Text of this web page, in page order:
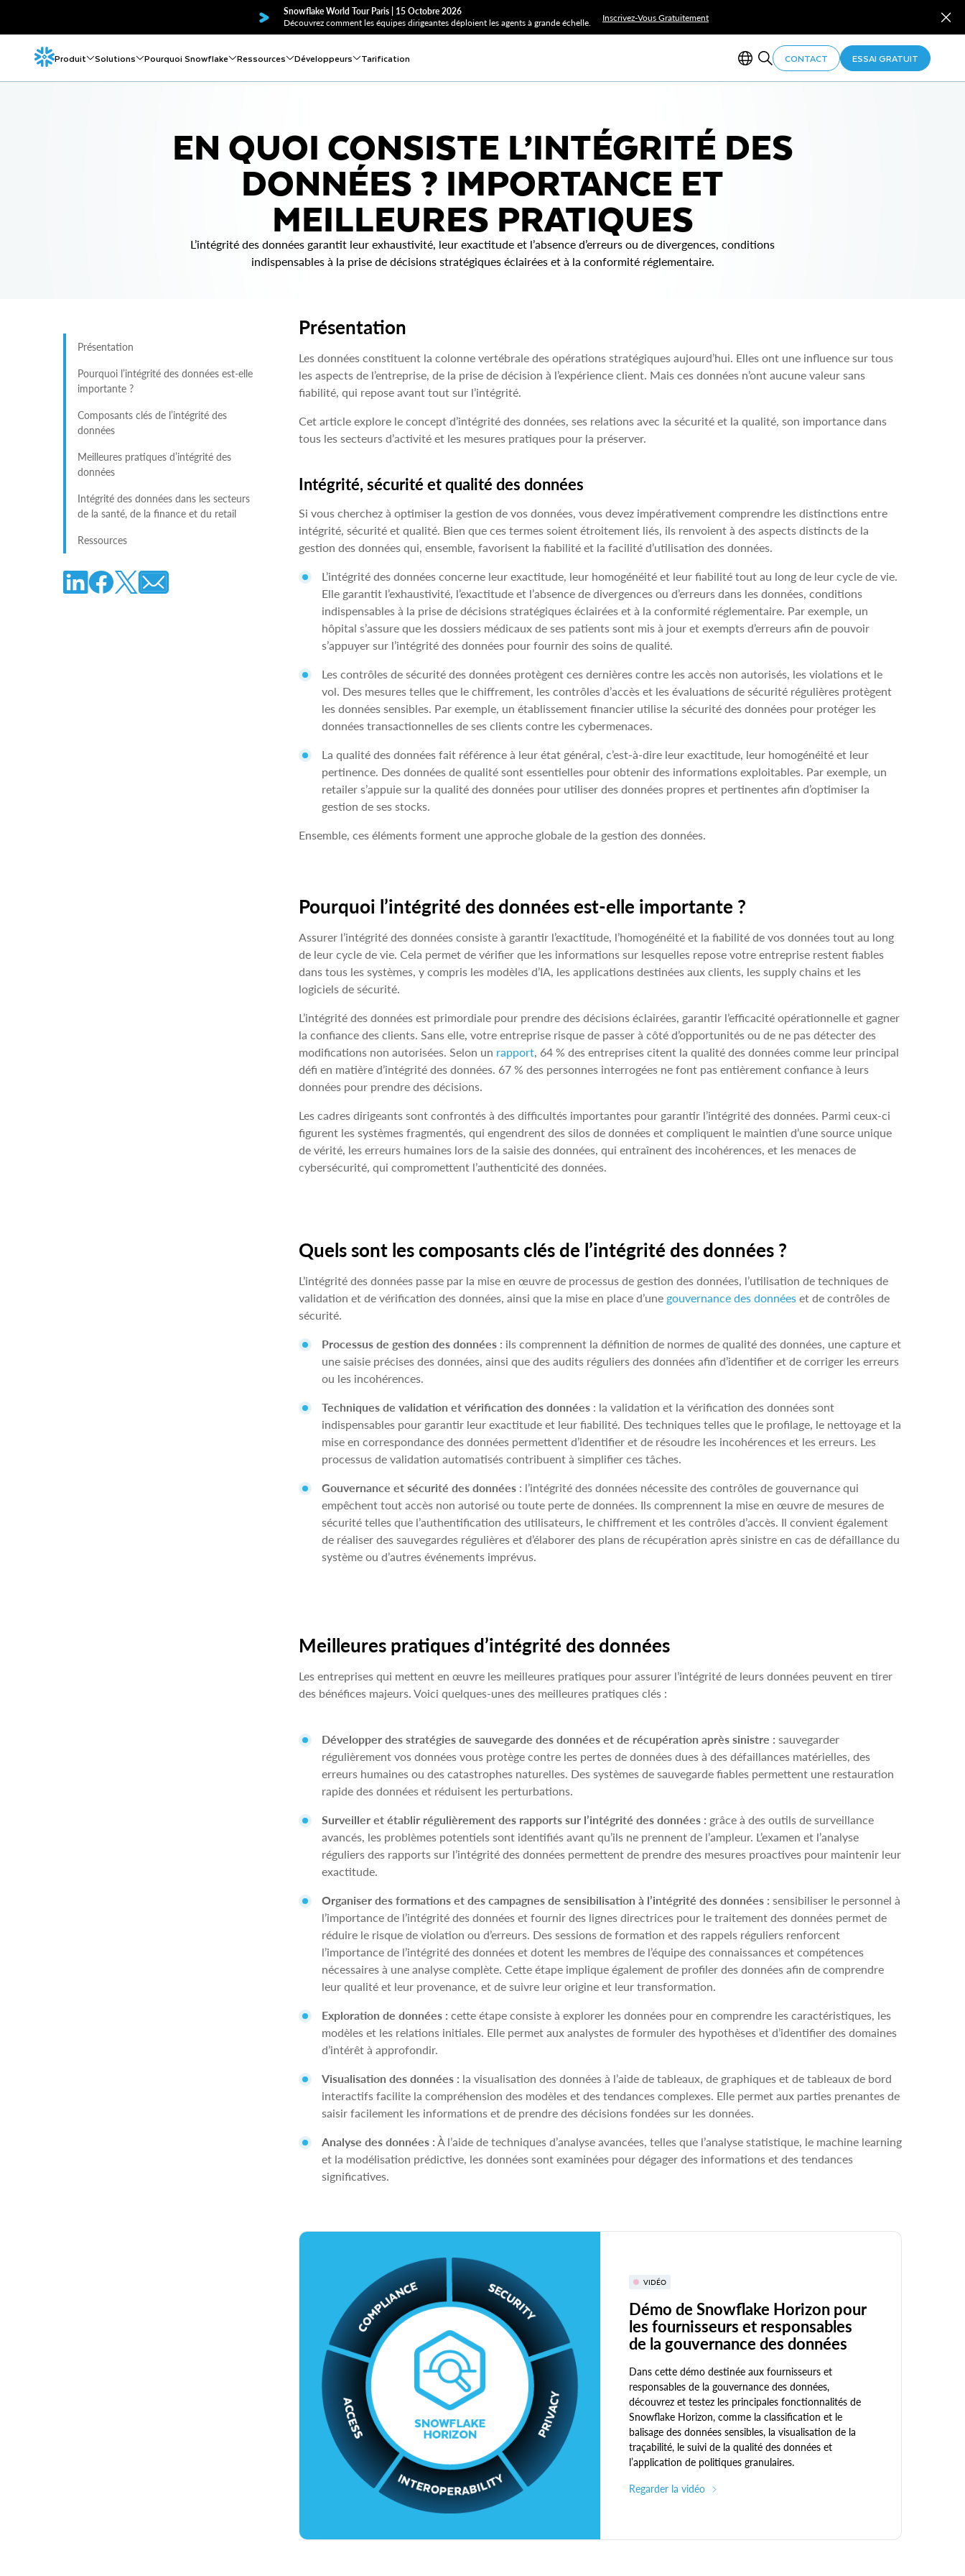
Snowflake World Tour Paris | 15 Octobre 2026
Découvrez comment les équipes dirigeantes déploient les agents à grande échelle.
Inscrivez-Vous Gratuitement
Produit Solutions Pourquoi Snowflake Ressources Développeurs Tarification CONTACT ESSAI GRATUIT
EN QUOI CONSISTE L’INTÉGRITÉ DES
DONNÉES ? IMPORTANCE ET
MEILLEURES PRATIQUES
L’intégrité des données garantit leur exhaustivité, leur exactitude et l’absence d’erreurs ou de divergences, conditions
indispensables à la prise de décisions stratégiques éclairées et à la conformité réglementaire.
Présentation
Pourquoi l’intégrité des données est-elle
importante ?
Composants clés de l’intégrité des
données
Meilleures pratiques d’intégrité des
données
Intégrité des données dans les secteurs
de la santé, de la finance et du retail
Ressources
Présentation
Les données constituent la colonne vertébrale des opérations stratégiques aujourd’hui. Elles ont une influence sur tous
les aspects de l’entreprise, de la prise de décision à l’expérience client. Mais ces données n’ont aucune valeur sans
fiabilité, qui repose avant tout sur l’intégrité.
Cet article explore le concept d’intégrité des données, ses relations avec la sécurité et la qualité, son importance dans
tous les secteurs d’activité et les mesures pratiques pour la préserver.
Intégrité, sécurité et qualité des données
Si vous cherchez à optimiser la gestion de vos données, vous devez impérativement comprendre les distinctions entre
intégrité, sécurité et qualité. Bien que ces termes soient étroitement liés, ils renvoient à des aspects distincts de la
gestion des données qui, ensemble, favorisent la fiabilité et la facilité d’utilisation des données.
L’intégrité des données concerne leur exactitude, leur homogénéité et leur fiabilité tout au long de leur cycle de vie.
Elle garantit l’exhaustivité, l’exactitude et l’absence de divergences ou d’erreurs dans les données, conditions
indispensables à la prise de décisions stratégiques éclairées et à la conformité réglementaire. Par exemple, un
hôpital s’assure que les dossiers médicaux de ses patients sont mis à jour et exempts d’erreurs afin de pouvoir
s’appuyer sur l’intégrité des données pour fournir des soins de qualité.
Les contrôles de sécurité des données protègent ces dernières contre les accès non autorisés, les violations et le
vol. Des mesures telles que le chiffrement, les contrôles d’accès et les évaluations de sécurité régulières protègent
les données sensibles. Par exemple, un établissement financier utilise la sécurité des données pour protéger les
données transactionnelles de ses clients contre les cybermenaces.
La qualité des données fait référence à leur état général, c’est-à-dire leur exactitude, leur homogénéité et leur
pertinence. Des données de qualité sont essentielles pour obtenir des informations exploitables. Par exemple, un
retailer s’appuie sur la qualité des données pour utiliser des données propres et pertinentes afin d’optimiser la
gestion de ses stocks.
Ensemble, ces éléments forment une approche globale de la gestion des données.
Pourquoi l’intégrité des données est-elle importante ?
Assurer l’intégrité des données consiste à garantir l’exactitude, l’homogénéité et la fiabilité de vos données tout au long
de leur cycle de vie. Cela permet de vérifier que les informations sur lesquelles repose votre entreprise restent fiables
dans tous les systèmes, y compris les modèles d’IA, les applications destinées aux clients, les supply chains et les
logiciels de sécurité.
L’intégrité des données est primordiale pour prendre des décisions éclairées, garantir l’efficacité opérationnelle et gagner
la confiance des clients. Sans elle, votre entreprise risque de passer à côté d’opportunités ou de ne pas détecter des
modifications non autorisées. Selon un rapport, 64 % des entreprises citent la qualité des données comme leur principal
défi en matière d’intégrité des données. 67 % des personnes interrogées ne font pas entièrement confiance à leurs
données pour prendre des décisions.
Les cadres dirigeants sont confrontés à des difficultés importantes pour garantir l’intégrité des données. Parmi ceux-ci
figurent les systèmes fragmentés, qui engendrent des silos de données et compliquent le maintien d’une source unique
de vérité, les erreurs humaines lors de la saisie des données, qui entraînent des incohérences, et les menaces de
cybersécurité, qui compromettent l’authenticité des données.
Quels sont les composants clés de l’intégrité des données ?
L’intégrité des données passe par la mise en œuvre de processus de gestion des données, l’utilisation de techniques de
validation et de vérification des données, ainsi que la mise en place d’une gouvernance des données et de contrôles de
sécurité.
Processus de gestion des données : ils comprennent la définition de normes de qualité des données, une capture et
une saisie précises des données, ainsi que des audits réguliers des données afin d’identifier et de corriger les erreurs
ou les incohérences.
Techniques de validation et vérification des données : la validation et la vérification des données sont
indispensables pour garantir leur exactitude et leur fiabilité. Des techniques telles que le profilage, le nettoyage et la
mise en correspondance des données permettent d’identifier et de résoudre les incohérences et les erreurs. Les
processus de validation automatisés contribuent à simplifier ces tâches.
Gouvernance et sécurité des données : l’intégrité des données nécessite des contrôles de gouvernance qui
empêchent tout accès non autorisé ou toute perte de données. Ils comprennent la mise en œuvre de mesures de
sécurité telles que l’authentification des utilisateurs, le chiffrement et les contrôles d’accès. Il convient également
de réaliser des sauvegardes régulières et d’élaborer des plans de récupération après sinistre en cas de défaillance du
système ou d’autres événements imprévus.
Meilleures pratiques d’intégrité des données
Les entreprises qui mettent en œuvre les meilleures pratiques pour assurer l’intégrité de leurs données peuvent en tirer
des bénéfices majeurs. Voici quelques-unes des meilleures pratiques clés :
Développer des stratégies de sauvegarde des données et de récupération après sinistre : sauvegarder
régulièrement vos données vous protège contre les pertes de données dues à des défaillances matérielles, des
erreurs humaines ou des catastrophes naturelles. Des systèmes de sauvegarde fiables permettent une restauration
rapide des données et réduisent les perturbations.
Surveiller et établir régulièrement des rapports sur l’intégrité des données : grâce à des outils de surveillance
avancés, les problèmes potentiels sont identifiés avant qu’ils ne prennent de l’ampleur. L’examen et l’analyse
réguliers des rapports sur l’intégrité des données permettent de prendre des mesures proactives pour maintenir leur
exactitude.
Organiser des formations et des campagnes de sensibilisation à l’intégrité des données : sensibiliser le personnel à
l’importance de l’intégrité des données et fournir des lignes directrices pour le traitement des données permet de
réduire le risque de violation ou d’erreurs. Des sessions de formation et des rappels réguliers renforcent
l’importance de l’intégrité des données et dotent les membres de l’équipe des connaissances et compétences
nécessaires à une analyse complète. Cette étape implique également de profiler des données afin de comprendre
leur qualité et leur provenance, et de suivre leur origine et leur transformation.
Exploration de données : cette étape consiste à explorer les données pour en comprendre les caractéristiques, les
modèles et les relations initiales. Elle permet aux analystes de formuler des hypothèses et d’identifier des domaines
d’intérêt à approfondir.
Visualisation des données : la visualisation des données à l’aide de tableaux, de graphiques et de tableaux de bord
interactifs facilite la compréhension des modèles et des tendances complexes. Elle permet aux parties prenantes de
saisir facilement les informations et de prendre des décisions fondées sur les données.
Analyse des données : À l’aide de techniques d’analyse avancées, telles que l’analyse statistique, le machine learning
et la modélisation prédictive, les données sont examinées pour dégager des informations et des tendances
significatives.
VIDÉO
Démo de Snowflake Horizon pour
les fournisseurs et responsables
de la gouvernance des données
Dans cette démo destinée aux fournisseurs et
responsables de la gouvernance des données,
découvrez et testez les principales fonctionnalités de
Snowflake Horizon, comme la classification et le
balisage des données sensibles, la visualisation de la
traçabilité, le suivi de la qualité des données et
l’application de politiques granulaires.
Regarder la vidéo